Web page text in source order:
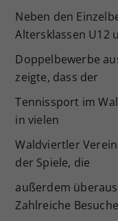
Neben den
Altersklassen U12
Doppelbewerbe
zeigte, dass der
Tennissport im
in vielen
Waldviertler
der Spiele, die
außerdem
Zahlreiche